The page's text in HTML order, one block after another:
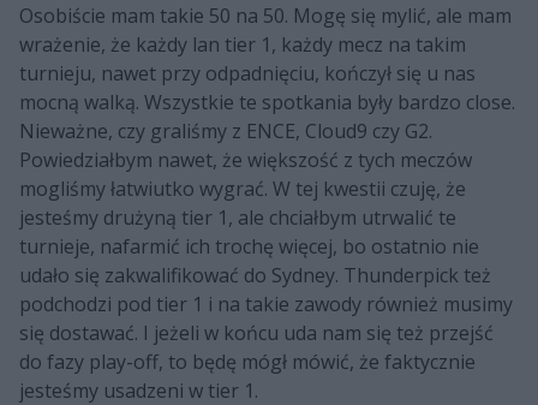
Osobiście mam takie 50 na 50. Mogę się mylić, ale mam
wrażenie, że każdy lan tier 1, każdy mecz na takim
turnieju, nawet przy odpadnięciu, kończył się u nas
mocną walką. Wszystkie te spotkania były bardzo close.
Nieważne, czy graliśmy z ENCE, Cloud9 czy G2.
Powiedziałbym nawet, że większość z tych meczów
mogliśmy łatwiutko wygrać. W tej kwestii czuję, że
jesteśmy drużyną tier 1, ale chciałbym utrwalić te
turnieje, nafarmić ich trochę więcej, bo ostatnio nie
udało się zakwalifikować do Sydney. Thunderpick też
podchodzi pod tier 1 i na takie zawody również musimy
się dostawać. I jeżeli w końcu uda nam się też przejść
do fazy play-off, to będę mógł mówić, że faktycznie
jesteśmy usadzeni w tier 1.